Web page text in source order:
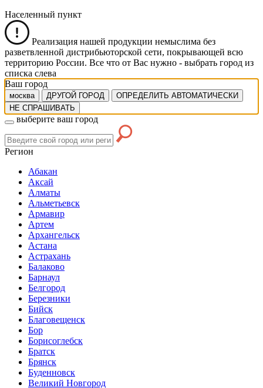
Населенный пункт
Реализация нашей продукции немыслима без
разветвленной дистрибьюторской сети, покрывающей всю
территорию России. Все что от Вас нужно - выбрать город из
списка слева
Ваш город
москва ДРУГОЙ ГОРОД
ОПРЕДЕЛИТЬ АВТОМАТИЧЕСКИ
НЕ СПРАШИВАТЬ
выберите ваш город
Регион
Абакан
Аксай
Алматы
Альметьевск
Армавир
Артем
Архангельск
Астана
Астрахань
Балаково
Барнаул
Белгород
Березники
Бийск
Благовещенск
Бор
Борисоглебск
Братск
Брянск
Буденновск
Великий Новгород